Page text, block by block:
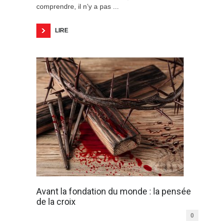
comprendre, il n’y a pas ...
LIRE
Avant la fondation du monde : la pensée
de la croix
0